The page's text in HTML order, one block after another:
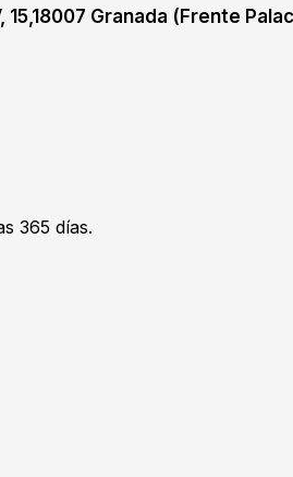
Granada (Frente
365 días.